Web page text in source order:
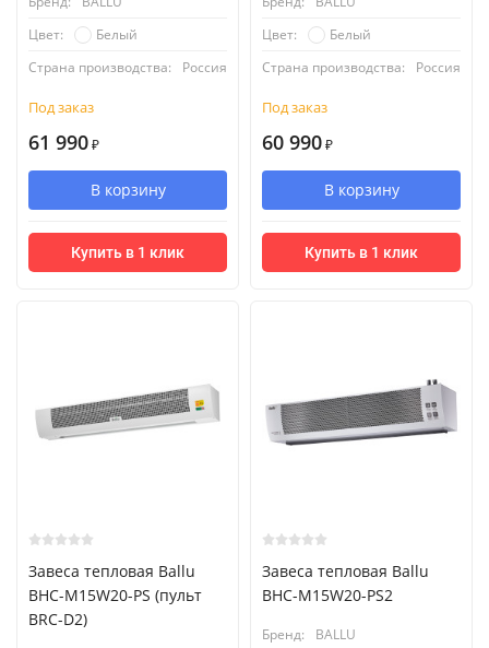
Цвет:
Белый
Страна производства:
Россия
Под заказ
61 990 ₽
В корзину
Купить в 1 клик
Цвет:
Белый
Страна производства:
Россия
Под заказ
60 990 ₽
В корзину
Купить в 1 клик
Завеса тепловая Ballu
BHC-M15W20-PS (пульт
BRC-D2)
Завеса тепловая Ballu
BHC-M15W20-PS2
Бренд:
BALLU